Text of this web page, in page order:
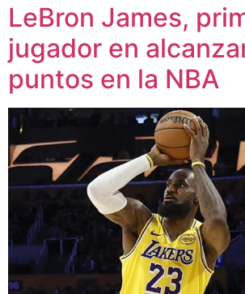
LeBron James,
jugador en
puntos en la NBA